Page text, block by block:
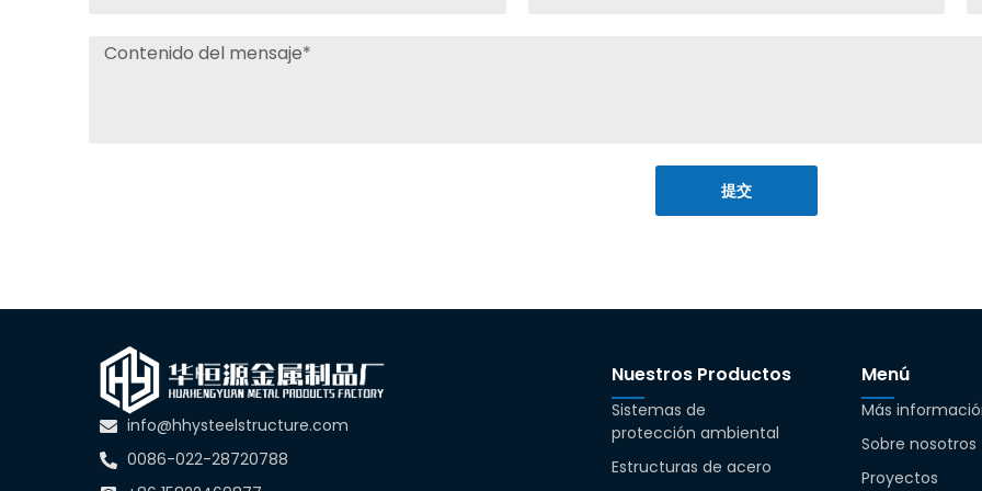
提交
info@hhysteelstructure.com
0086-022-28720788
Nuestros Productos
Sistemas de
protección ambiental
Estructuras de acero
Menú
Más
Sobre nosotros
Proyectos